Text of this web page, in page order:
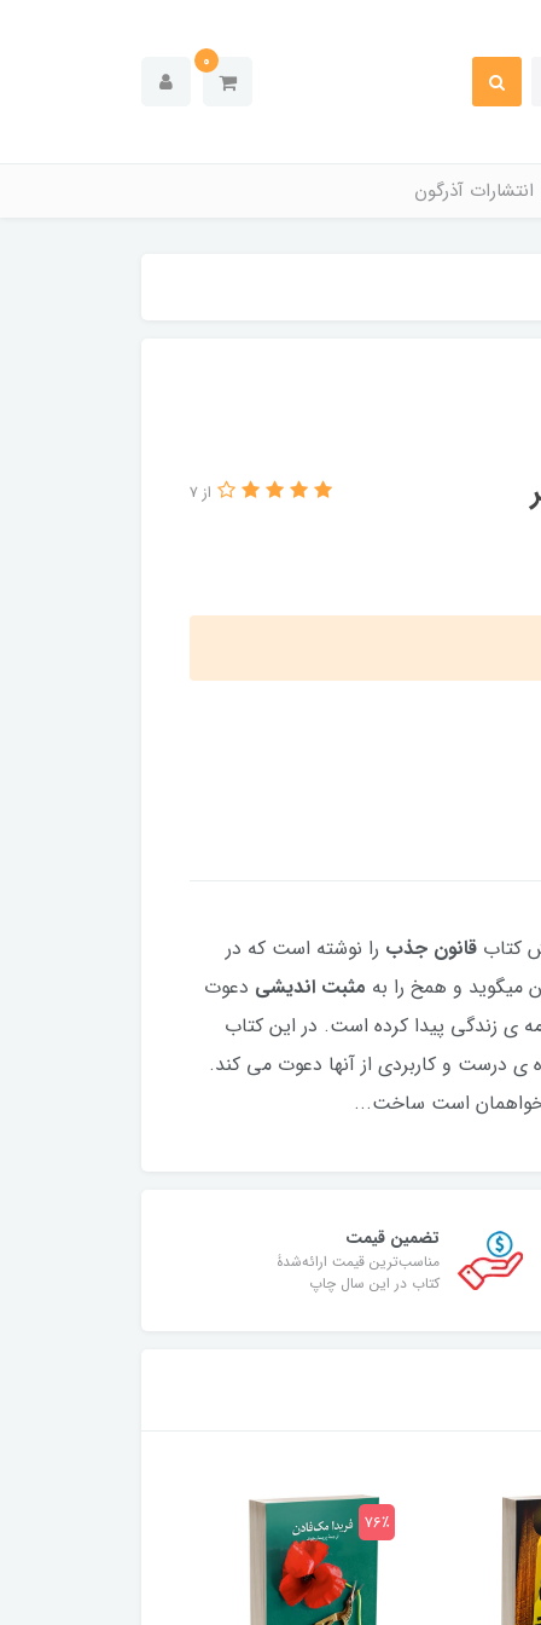
0
انتشارات آذرگون
از 7
کتاب قانون جذب را نوشته است که در
میگوید و همخ را به مثبت اندیشی دعوت
ی زندگی پیدا کرده است. در این کتاب
ی درست و کاربردی از آنها دعوت می کند.
است ساخت...
تضمین قیمت
مناسب‌ترین قیمت ارائه‌شدۀ
کتاب در این سال چاپ
76٪